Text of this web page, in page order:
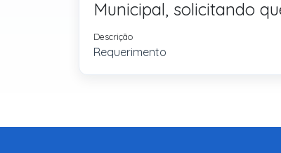
Municipal, solicitando
Descrição
Requerimento